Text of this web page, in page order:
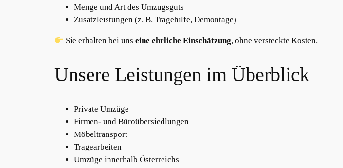
Menge und Art des Umzugsguts
Zusatzleistungen (z. B. Tragehilfe, Demontage)
Sie erhalten bei unseine ehrliche Einschätzung, ohne versteckte Kosten.
Unsere Leistungen im Überblick
Private Umzüge
Firmen- und Büroübersiedlungen
Möbeltransport
Tragearbeiten
Umzüge innerhalb Österreichs